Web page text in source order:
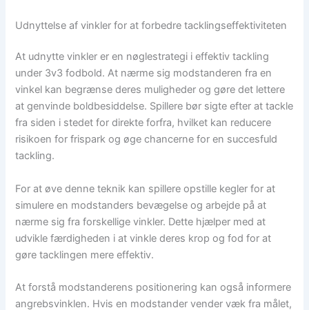
Udnyttelse af vinkler for at forbedre tacklingseffektiviteten
At udnytte vinkler er en nøglestrategi i effektiv tackling
under 3v3 fodbold. At nærme sig modstanderen fra en
vinkel kan begrænse deres muligheder og gøre det lettere
at genvinde boldbesiddelse. Spillere bør sigte efter at tackle
fra siden i stedet for direkte forfra, hvilket kan reducere
risikoen for frispark og øge chancerne for en succesfuld
tackling.
For at øve denne teknik kan spillere opstille kegler for at
simulere en modstanders bevægelse og arbejde på at
nærme sig fra forskellige vinkler. Dette hjælper med at
udvikle færdigheden i at vinkle deres krop og fod for at
gøre tacklingen mere effektiv.
At forstå modstanderens positionering kan også informere
angrebsvinklen. Hvis en modstander vender væk fra målet,